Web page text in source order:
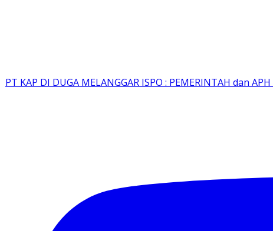
PT KAP DI DUGA MELANGGAR ISPO : PEMERINTAH dan